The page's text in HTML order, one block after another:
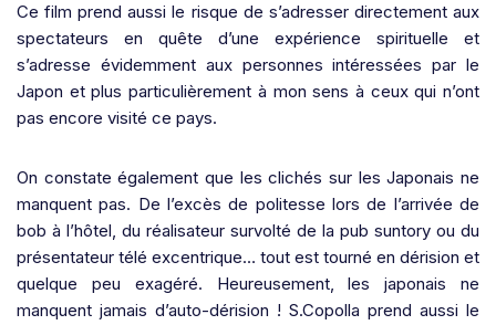
Ce film prend aussi le risque de s’adresser directement aux
spectateurs en quête d’une expérience spirituelle et
s’adresse évidemment aux personnes intéressées par le
Japon et plus particulièrement à mon sens à ceux qui n’ont
pas encore visité ce pays.
On constate également que les clichés sur les Japonais ne
manquent pas. De l’excès de politesse lors de l’arrivée de
bob à l’hôtel, du réalisateur survolté de la pub suntory ou du
présentateur télé excentrique… tout est tourné en dérision et
quelque peu exagéré. Heureusement, les japonais ne
manquent jamais d’auto-dérision ! S.Copolla prend aussi le